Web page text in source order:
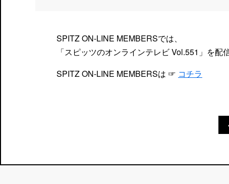
SPITZ ON-LINE MEMBERSでは、
「スピッツのオンラインテレビ Vol.551」を配
SPITZ ON-LINE MEMBERSは ☞ コチラ